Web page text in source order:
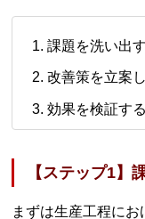
課題を洗い出す
改善策を立案
効果を検証する
【ステップ1】
まずは生産工程に